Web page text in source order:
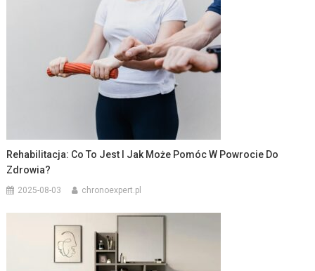
Rehabilitacja: Co To Jest I Jak Może Pomóc W Powrocie Do
Zdrowia?
2025-08-03 chronoexpert.pl